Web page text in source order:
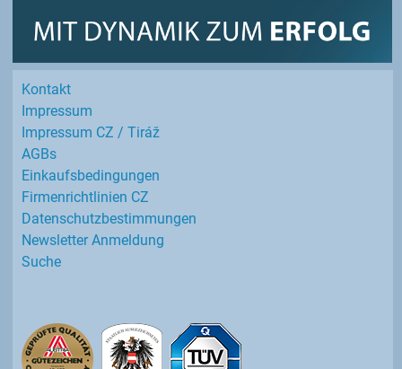
Kontakt
Impressum
Impressum CZ / Tiráž
AGBs
Einkaufs­bedingungen
Firmenrichtlinien CZ
Datenschutz­bestimmungen
Newsletter Anmeldung
Suche